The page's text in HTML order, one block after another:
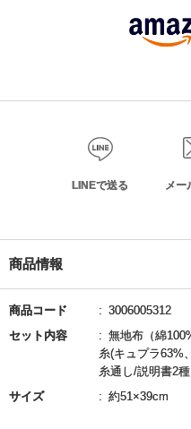
LINEで送る メー
商品情報
商品コード
3006005312
セット内容
無地布（綿
糸(キュプラ63%
糸通し/説明書2種
サイズ
約51×39cm